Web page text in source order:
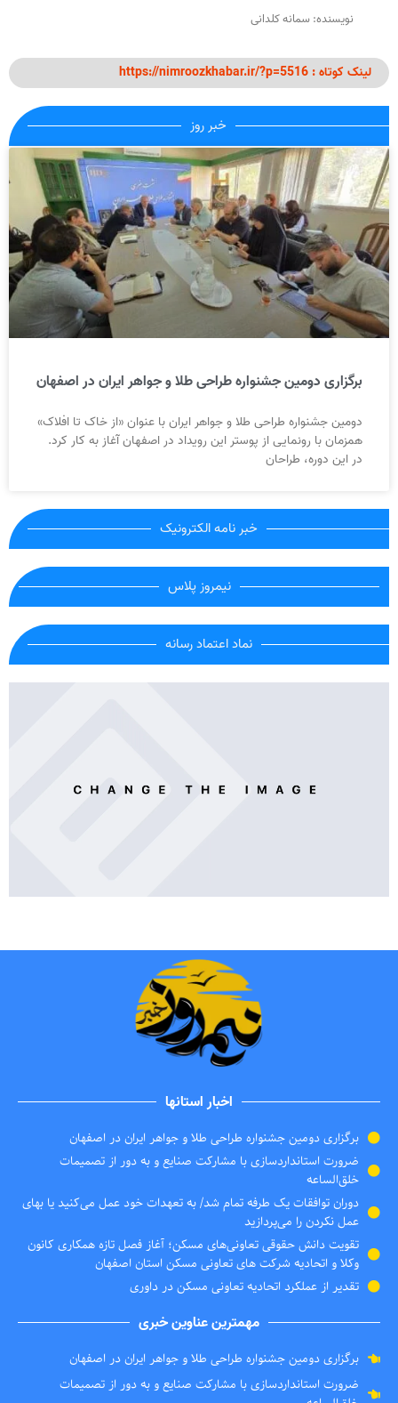
نویسنده: سمانه کلدانی
لینک کوتاه : https://nimroozkhabar.ir/?p=5516
خبر روز
برگزاری دومین جشنواره طراحی طلا و جواهر ایران در اصفهان
دومین جشنواره طراحی طلا و جواهر ایران با عنوان «از خاک تا افلاک»
همزمان با رونمایی از پوستر این رویداد در اصفهان آغاز به کار کرد.
در این دوره، طراحان
خبر نامه الکترونیک
نیمروز پلاس
نماد اعتماد رسانه
اخبار استانها
برگزاری دومین جشنواره طراحی طلا و جواهر ایران در اصفهان
ضرورت استانداردسازی با مشارکت صنایع و به دور از تصمیمات
خلق‌الساعه
دوران توافقات یک طرفه تمام شد/ به تعهدات خود عمل می‌کنید یا بهای
عمل نکردن را می‌پردازید
تقویت دانش حقوقی تعاونی‌های مسکن؛ آغاز فصل تازه همکاری کانون
وکلا و اتحادیه شرکت های تعاونی مسکن استان اصفهان
تقدیر از عملکرد اتحادیه تعاونی مسکن در داوری
مهمترین عناوین خبری
برگزاری دومین جشنواره طراحی طلا و جواهر ایران در اصفهان
ضرورت استانداردسازی با مشارکت صنایع و به دور از تصمیمات